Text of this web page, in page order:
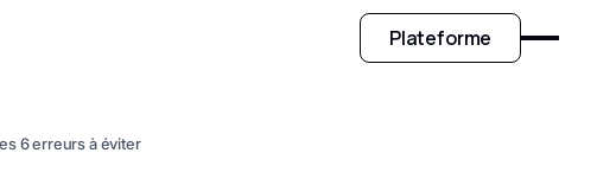
Plateforme
6 erreurs à éviter